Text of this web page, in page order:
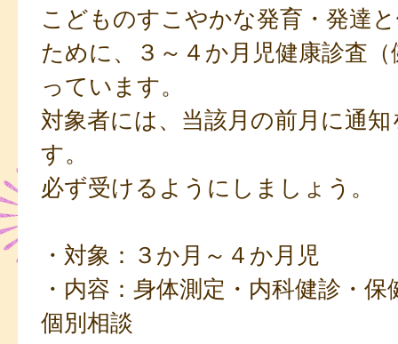
こどものすこやかな発育・発達
ために、３～４か月児健康診査
っています。
対象者には、当該月の前月に通
す。
必ず受けるようにしましょう。
・対象：３か月～４か月児
・内容：身体測定・内科健診・
個別相談